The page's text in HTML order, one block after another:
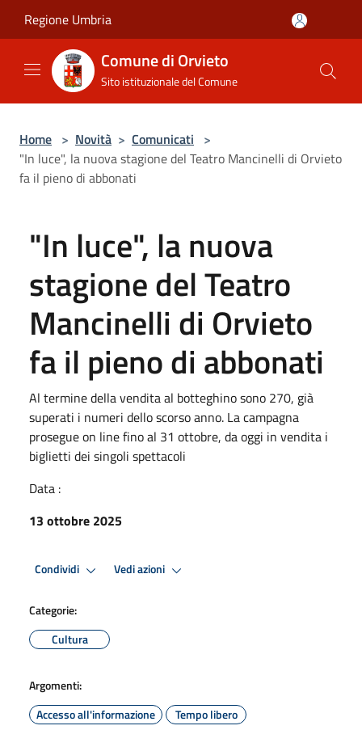
Regione Umbria
Comune di Orvieto
Sito istituzionale del Comune
Home > Novità > Comunicati >
"In luce", la nuova stagione del Teatro Mancinelli di Orvieto
fa il pieno di abbonati
"In luce", la nuova
stagione del Teatro
Mancinelli di Orvieto
fa il pieno di abbonati
Al termine della vendita al botteghino sono 270, già
superati i numeri dello scorso anno. La campagna
prosegue on line fino al 31 ottobre, da oggi in vendita i
biglietti dei singoli spettacoli
Data :
13 ottobre 2025
Condividi Vedi azioni
Categorie:
Cultura
Argomenti:
Accesso all'informazione
Tempo libero